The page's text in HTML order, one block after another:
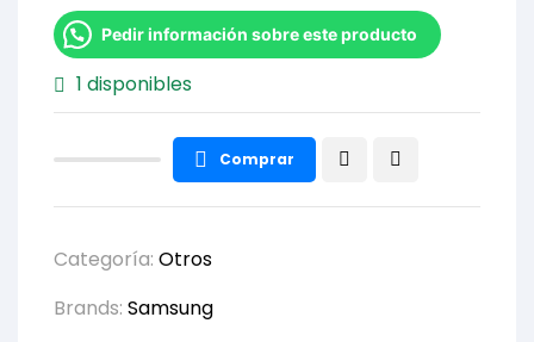
Pedir información sobre este producto
1 disponibles
Comprar
Categoría: Otros
Brands: Samsung